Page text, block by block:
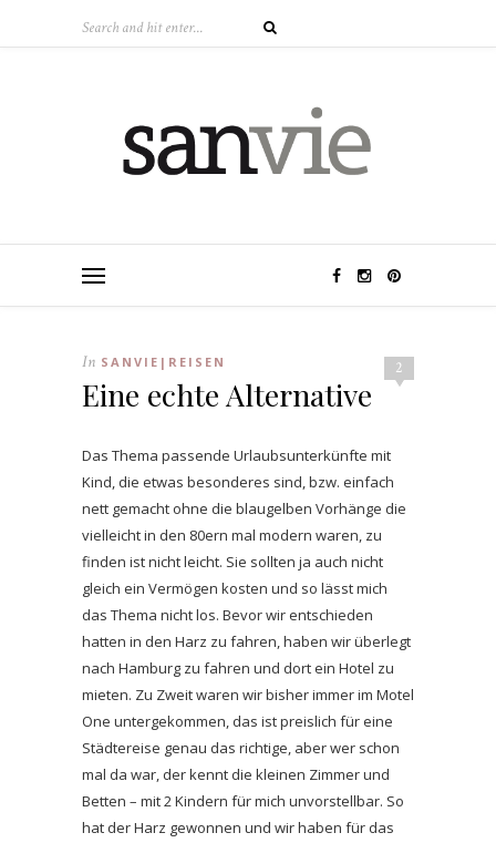
2
In SANVIE|REISEN
Eine echte Alternative
Das Thema passende Urlaubsunterkünfte mit
Kind, die etwas besonderes sind, bzw. einfach
nett gemacht ohne die blaugelben Vorhänge die
vielleicht in den 80ern mal modern waren, zu
finden ist nicht leicht. Sie sollten ja auch nicht
gleich ein Vermögen kosten und so lässt mich
das Thema nicht los. Bevor wir entschieden
hatten in den Harz zu fahren, haben wir überlegt
nach Hamburg zu fahren und dort ein Hotel zu
mieten. Zu Zweit waren wir bisher immer im Motel
One untergekommen, das ist preislich für eine
Städtereise genau das richtige, aber wer schon
mal da war, der kennt die kleinen Zimmer und
Betten – mit 2 Kindern für mich unvorstellbar. So
hat der Harz gewonnen und wir haben für das